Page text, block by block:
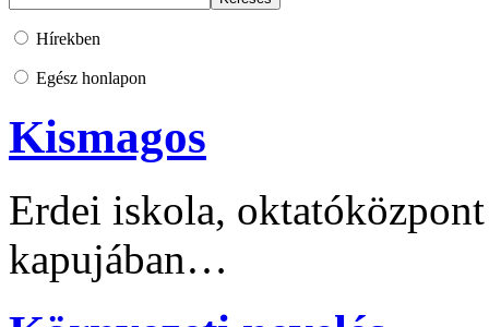
Hírekben
Egész honlapon
Kismagos
Erdei iskola,
kapujában…